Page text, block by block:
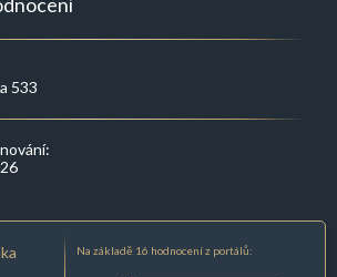
533
Na základě 16 hodnocení z portálů: